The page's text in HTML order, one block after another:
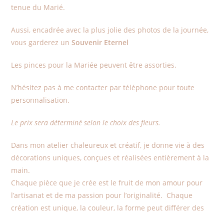
tenue du Marié.
Aussi, encadrée avec la plus jolie des photos de la journée,
vous garderez unSouvenir Eternel
Les pinces pour la Mariée peuvent être assorties.
N’hésitez pas à me contacter par téléphone pour toute
personnalisation.
Le prix sera déterminé selon le choix des fleurs.
Dans mon atelier chaleureux et créatif, je donne vie à des
décorations uniques, conçues et réalisées entièrement à la
main.
Chaque pièce que je crée est le fruit de mon amour pour
l’artisanat et de ma passion pour l’originalité. Chaque
création est unique, la couleur, la forme peut différer des